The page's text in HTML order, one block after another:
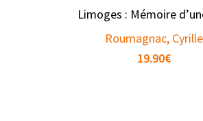
Limoges : Mémoire
Roumagnac, Cyrille
19.90€